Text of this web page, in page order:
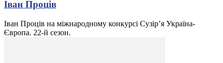
Іван Проців
Іван Проців на міжнародному конкурсі Сузір’я Україна-
Європа. 22-й сезон.